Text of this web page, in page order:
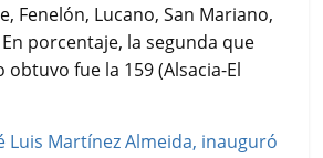
Fenelón, Lucano, San Mariano,
porcentaje, la segunda que
fue la 159 (Alsacia-El